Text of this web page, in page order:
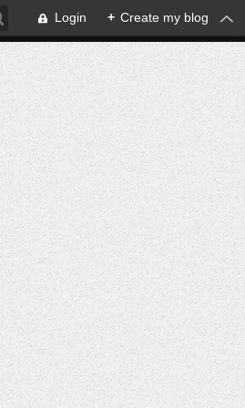
Login + Create my blog